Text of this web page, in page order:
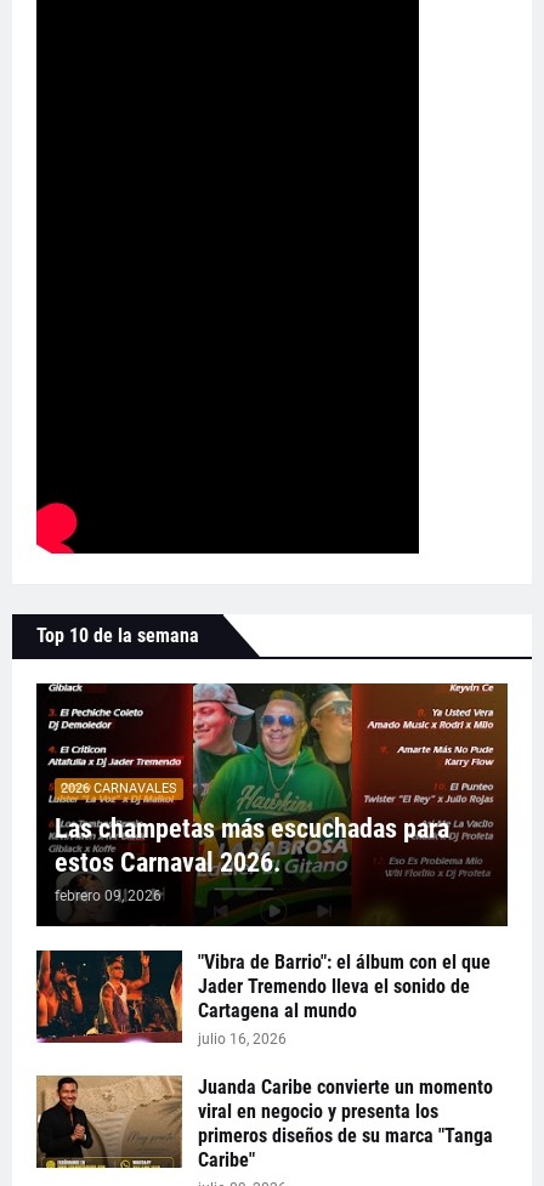
Top 10 de la semana
2026 CARNAVALES
Las champetas más escuchadas para
estos Carnaval 2026.
febrero 09, 2026
"Vibra de Barrio": el álbum con el que
Jader Tremendo lleva el sonido de
Cartagena al mundo
julio 16, 2026
Juanda Caribe convierte un momento
viral en negocio y presenta los
primeros diseños de su marca "Tanga
Caribe"